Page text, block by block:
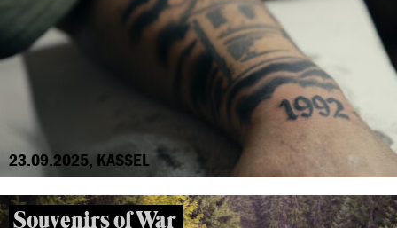
23.09.2025, KASSEL
Souvenirs of War